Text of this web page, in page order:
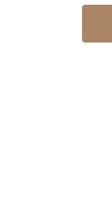
Spain / スペイン
くつ・帽子・Bag